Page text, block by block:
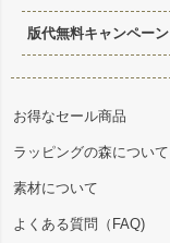
版代無料キャンペーン
お得なセール商品
ラッピングの森について
素材について
よくある質問（FAQ)